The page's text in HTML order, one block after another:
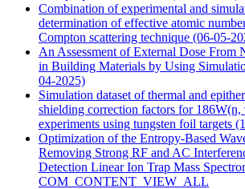
Combination of experimental and
determination of effective atomic
Compton scattering technique (06-05-
An Assessment of External Dose From
in Building Materials by Using
04-2025)
Simulation dataset of thermal and
shielding correction factors for 186W(n,
experiments using tungsten foil targets
Optimization of the Entropy-Based
Removing Strong RF and AC
Detection Linear Ion Trap Mass
COM_CONTENT_VIEW_ALL